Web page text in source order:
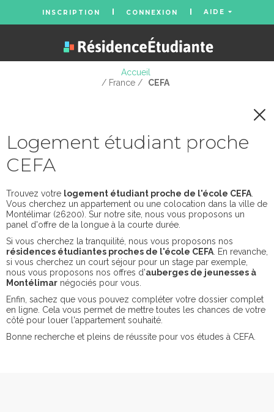
INSCRIPTION CONNEXION AIDE
Accueil
/ France /
CEFA
Logement étudiant proche
CEFA
Trouvez votre logement étudiant proche de l'école CEFA
Vous cherchez un appartement ou une colocation dans la ville de
Montélimar (26200). Sur notre site, nous vous proposons un
panel d'offre de la longue à la courte durée.
Si vous cherchez la tranquilité, nous vous proposons nos
résidences étudiantes proches de l'école CEFA . En revanche,
si vous cherchez un court séjour pour un stage par exemple,
nous vous proposons nos offres d'auberges de jeunesses à
Montélimar négociés pour vous.
Enfin, sachez que vous pouvez compléter votre dossier complet
en ligne. Cela vous permet de mettre toutes les chances de votre
côté pour louer l'appartement souhaité.
Bonne recherche et pleins de réussite pour vos études à CEFA.